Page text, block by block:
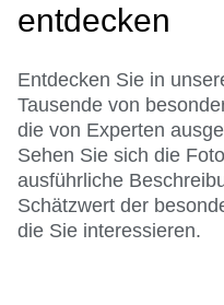
entdecken
Entdecken Sie in
Tausende von
die von Experten
Sehen Sie sich die
ausführliche
Schätzwert der
die Sie interessieren.